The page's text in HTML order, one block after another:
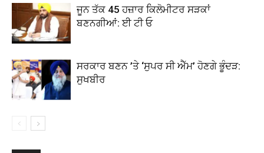
ਜੂਨ ਤੱਕ 45 ਹਜ਼ਾਰ ਕਿਲੋਮੀਟਰ ਸੜਕਾਂ
ਬਣਨਗੀਆਂ: ਈ ਟੀ ਓ
ਸਰਕਾਰ ਬਣਨ ’ਤੇ ‘ਸੁਪਰ ਸੀ ਐੱਮ’ ਹੋਣਗੇ ਭੂੰਦੜ:
ਸੁਖਬੀਰ